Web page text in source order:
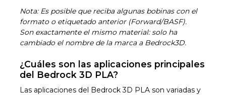
Nota: Es posible que reciba algunas bobinas con el
formato o etiquetado anterior (Forward/BASF).
Son exactamente el mismo material: solo ha
cambiado el nombre de la marca a Bedrock3D.
¿Cuáles son las aplicaciones principales
del Bedrock 3D PLA?
Las aplicaciones del Bedrock 3D PLA son variadas y